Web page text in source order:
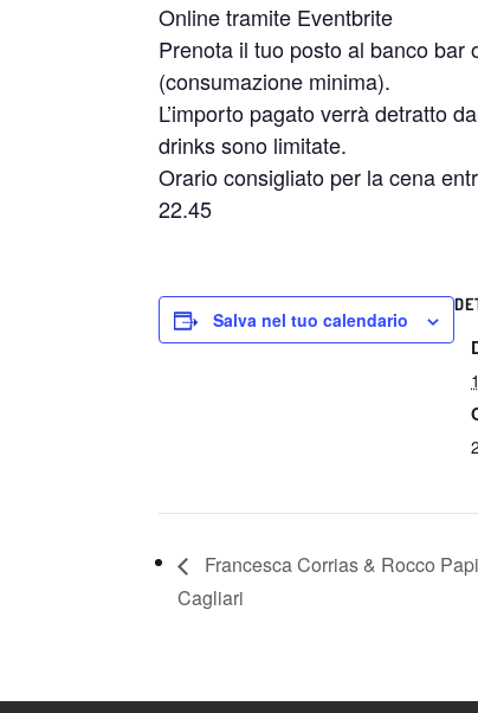
Online tramite Eventbrite
Prenota il tuo posto al banco
(consumazione minima).
L’importo pagato verrà detratto
drinks sono limitate.
Orario consigliato per la cena
22.45
Salva nel tuo calendario
Francesca Corrias & Rocco
Cagliari